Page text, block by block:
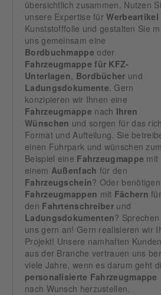
übersichtlich zusammen. Nutzen
unsere Expertise fürWerbeartikel
Kunststofffolie und gestalten Sie
uns gemeinsam eine
Bordbuchmappe oder
Fahrzeugmappe für KFZ-
Unterlagen, Bordbücher und
Ladungsdokumente. Gern
konzipieren wir Ihnen eine
Fahrzeugmappe nach Ihren
Wünschen und sorgen für das
Format und Aufteilung. Sie
einen Fuhrpark und wünschen zum
Beispiel eine Fahrzeugmappe mit
einem Außenfach für den
Fahrzeugschein? Oder benötigen
Fahrzeugmappen mit Fächern für
den Fahrtenschreiber und
Ladungsdokumenten? Sprechen
uns gern an! Gern realisieren wir
Projekt! Unsere namhaften Kunden
aus der Branche vertrauen uns
viele Jahre, wenn es darum geht
personalisierte Fahrzeugmappe
nach Wunsch herzustellen.